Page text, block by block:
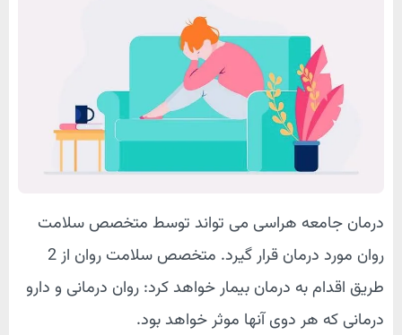
درمان جامعه هراسی می تواند توسط متخصص سلامت
روان مورد درمان قرار گیرد. متخصص سلامت روان از 2
طریق اقدام به درمان بیمار خواهد کرد: روان درمانی و دارو
درمانی که هر دوی آنها موثر خواهد بود.